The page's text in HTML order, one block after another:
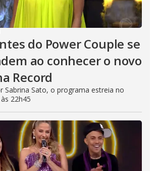
do Power Couple se
ao conhecer o novo
Record
Sabrina Sato, o programa estreia no
22h45